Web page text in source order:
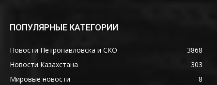
ПОПУЛЯРНЫЕ КАТЕГОРИИ
Новости Петропавловска и СКО
3868
Новости Казахстана
303
Мировые новости
8